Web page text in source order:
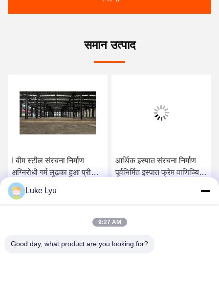
समान उत्पाद
संरचना निर्माण
गर्म लुढ़का हुआ प्रीफैब
शेड
सबसे अच्छी कीमत पाएं
आर्थिक इस्पात संरचना निर्माण
पूर्वनिर्मित इस्पात फ्रेम वाणिज्यिक
सबसे अच्छी कीमत पाएं
हल्के स्टील
पूर्वनिर्मित
Luke Lyu
9:27 AM
Good day, what product are you looking for?